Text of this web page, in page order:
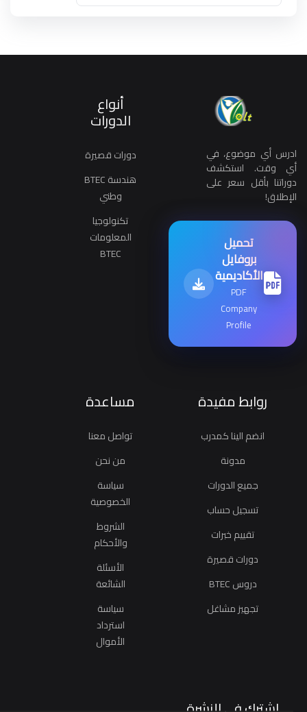
ادرس أي موضوع، في
أي وقت. استكشف
دوراتنا بأقل سعر على
الإطلاق!
تحميل
بروفايل
الأكاديمية
PDF
Company
Profile
أنواع
الدورات
دورات قصيرة
هندسة BTEC
وطني
تكنولوجيا
المعلومات
BTEC
روابط مفيدة
انضم الينا كمدرب
مدونة
جميع الدورات
تسجيل حساب
تقييم خبرات
دورات قصيرة
دروس BTEC
تجهيز مشاغل
مساعدة
تواصل معنا
من نحن
سياسة
الخصوصية
الشروط
والأحكام
الأسئلة
الشائعة
سياسة
استرداد
الأموال